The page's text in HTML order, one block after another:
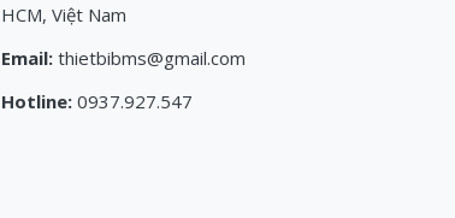
HCM, Việt Nam
Email: thietbibms@gmail.com
Hotline: 0937.927.547